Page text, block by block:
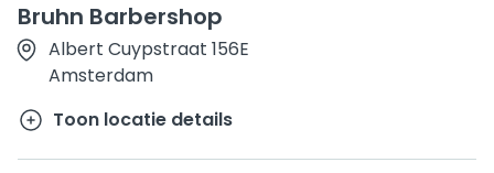
Bruhn Barbershop
Albert Cuypstraat 156E
Amsterdam
Toon locatie details